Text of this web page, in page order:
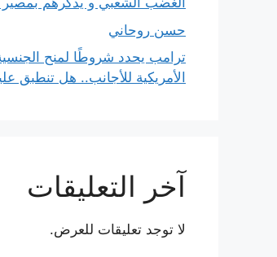
حسن روحاني
ترامب يحدد شروطًا لمنح
الأمريكية للأجانب.. هل تنطبق
آخر التعليقات
لا توجد تعليقات للعرض.